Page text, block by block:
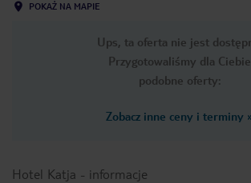
POKAŻ NA MAPIE
Ups, ta oferta nie jest
Przygotowaliśmy dla Ciebie
podobne oferty:
Zobacz inne ceny i terminy
Hotel Katja - informacje